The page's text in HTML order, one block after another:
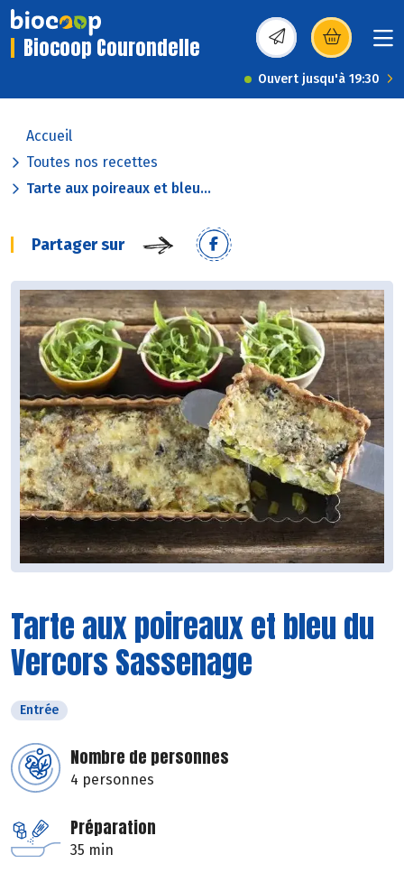
Biocoop Courondelle (s’ouvre dans une
Ouvert jusqu'à 19:30
Accueil
Toutes nos recettes
Tarte aux poireaux et bleu...
Partager sur
Tarte aux poireaux et bleu du
Vercors Sassenage
Entrée
Nombre de personnes
4 personnes
Préparation
35 min